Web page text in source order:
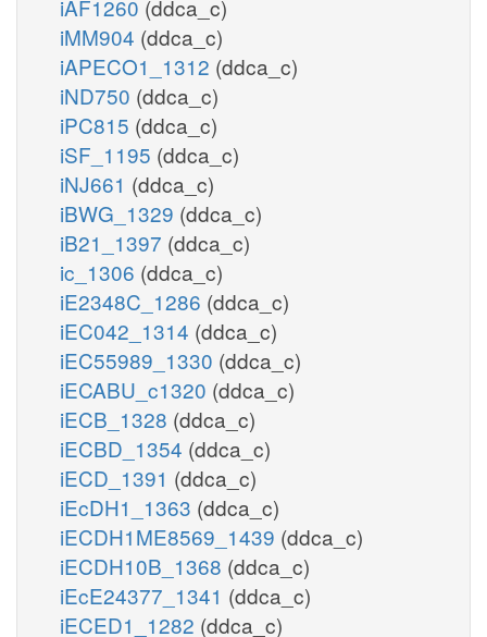
iAF1260 (ddca_c)
iMM904 (ddca_c)
iAPECO1_1312 (ddca_c)
iND750 (ddca_c)
iPC815 (ddca_c)
iSF_1195 (ddca_c)
iNJ661 (ddca_c)
iBWG_1329 (ddca_c)
iB21_1397 (ddca_c)
ic_1306 (ddca_c)
iE2348C_1286 (ddca_c)
iEC042_1314 (ddca_c)
iEC55989_1330 (ddca_c)
iECABU_c1320 (ddca_c)
iECB_1328 (ddca_c)
iECBD_1354 (ddca_c)
iECD_1391 (ddca_c)
iEcDH1_1363 (ddca_c)
iECDH1ME8569_1439 (ddca_c)
iECDH10B_1368 (ddca_c)
iEcE24377_1341 (ddca_c)
iECED1_1282 (ddca_c)